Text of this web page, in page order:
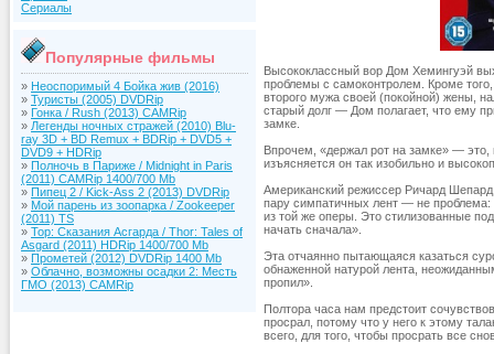
Сериалы
Популярные фильмы
» Неоспоримый 4 Бойка жив (2016)
» Туристы (2005) DVDRip
» Гонка / Rush (2013) CAMRip
» Легенды ночных стражей (2010) Blu-
ray 3D + BD Remux + BDRip + DVD5 +
DVD9 + HDRip
» Полночь в Париже / Midnight in Paris
(2011) CAMRip 1400/700 Mb
» Пипец 2 / Kick-Ass 2 (2013) DVDRip
» Мой парень из зоопарка / Zookeeper
(2011) TS
» Тор: Сказания Асгарда / Thor: Tales of
Asgard (2011) HDRip 1400/700 Mb
» Прометей (2012) DVDRip 1400 Mb
» Облачно, возможны осадки 2: Месть
ГМО (2013) CAMRip
Высококлассный вор Дом Хемингуэй
проблемы с самоконтролем. Кроме
второго мужа своей (покойной) жены,
старый долг — Дом полагает, что ему
замке.
Впрочем, «держал рот на замке» —
изъясняется он так изобильно и
Американский режиссер Ричард
пару симпатичных лент — не
из той же оперы. Это стилизованные
начать сначала».
Эта отчаянно пытающаяся казаться
обнаженной натурой лента,
пропил».
Полтора часа нам предстоит
просрал, потому что у него к этому
всего, для того, чтобы просрать все